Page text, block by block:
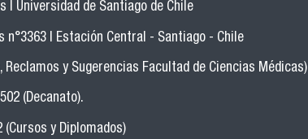
| Universidad de Santiago de Chile
n°3363 | Estación Central - Santiago - Chile
y Sugerencias Facultad de Ciencias Médicas)
(Decanato).
(Cursos y Diplomados)